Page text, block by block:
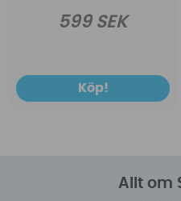
599 SEK
Köp!
Allt om